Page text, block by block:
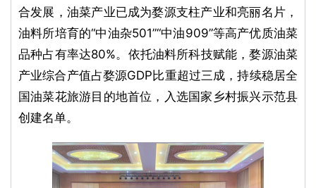
合发展，油菜产业已成为婺源支柱产业和亮丽名片，
油料所培育的“中油杂501”“中油909”等高产优质油菜
品种占有率达80%。依托油料所科技赋能，婺源油菜
产业综合产值占婺源GDP比重超过三成，持续稳居全
国油菜花旅游目的地首位，入选国家乡村振兴示范县
创建名单。